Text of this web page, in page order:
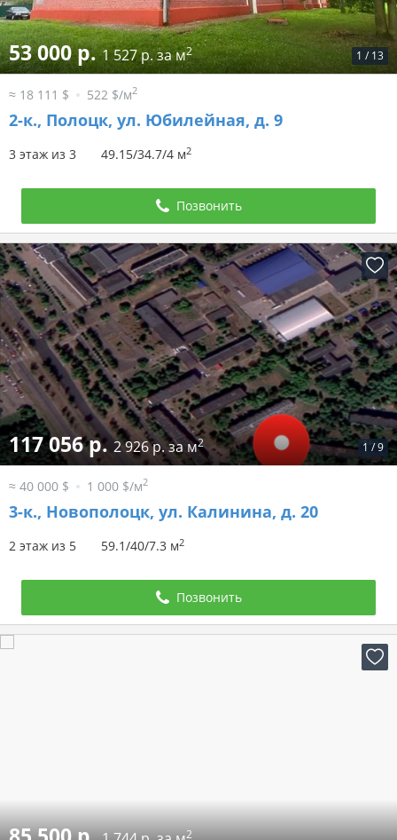
1 / 13
53 000 р.1 527 р. за м2
≈ 18 111 $ 522 $/м2
2-к., Полоцк, ул. Юбилейная, д. 9
3 этаж из 3 49.15/34.7/4 м2
Позвонить
1 /9
117 056 р.2 926 р. за м2
≈ 40 000 $ 1 000 $/м2
3-к., Новополоцк, ул. Калинина, д. 20
2 этаж из 5 59.1/40/7.3 м2
Позвонить
2